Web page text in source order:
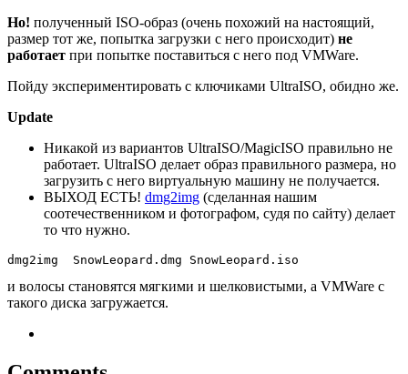
Но! полученный ISO-образ (очень похожий на настоящий,
размер тот же, попытка загрузки с него происходит) не
работает при попытке поставиться с него под VMWare.
Пойду экспериментировать с ключиками UltraISO, обидно же.
Update
Никакой из вариантов UltraISO/MagicISO правильно не
работает. UltraISO делает образ правильного размера, но
загрузить с него виртуальную машину не получается.
ВЫХОД ЕСТЬ! dmg2img (сделанная нашим
соотечественником и фотографом, судя по сайту) делает
то что нужно.
и волосы становятся мягкими и шелковистыми, а VMWare с
такого диска загружается.